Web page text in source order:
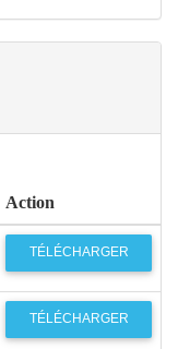
Action
TÉLÉCHARGER
TÉLÉCHARGER